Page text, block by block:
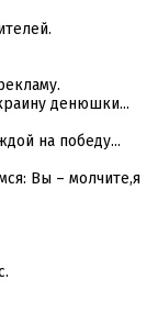
денюшки...
на победу...
Вы – молчите,я